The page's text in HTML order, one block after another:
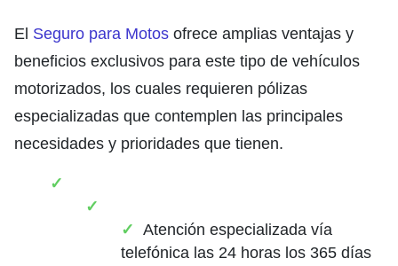
El Seguro para Motos ofrece amplias ventajas y
beneficios exclusivos para este tipo de vehículos
motorizados, los cuales requieren pólizas
especializadas que contemplen las principales
necesidades y prioridades que tienen.
Atención especializada vía
telefónica las 24 horas los 365 días